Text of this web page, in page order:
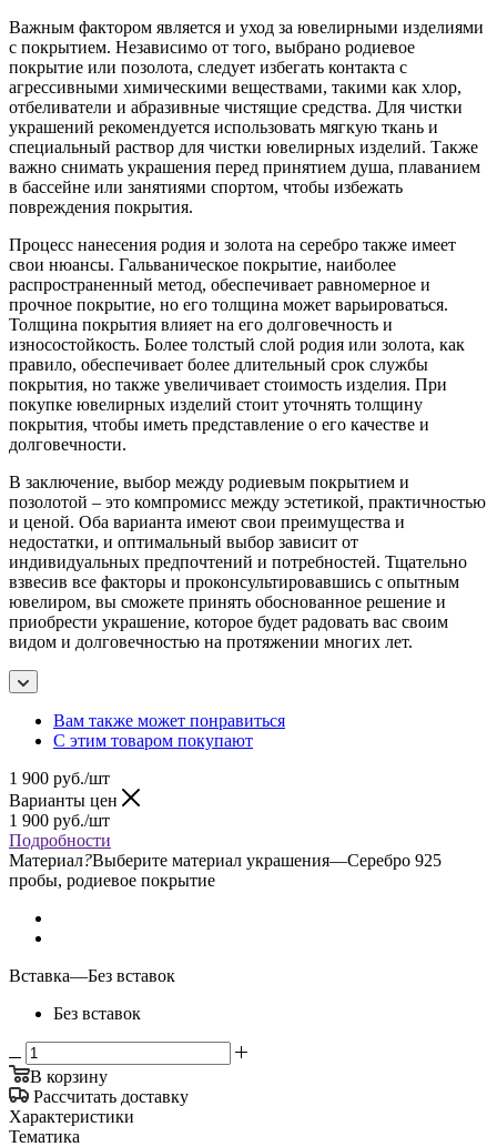
Важным фактором является и уход за ювелирными изделиями
с покрытием. Независимо от того, выбрано родиевое
покрытие или позолота, следует избегать контакта с
агрессивными химическими веществами, такими как хлор,
отбеливатели и абразивные чистящие средства. Для чистки
украшений рекомендуется использовать мягкую ткань и
специальный раствор для чистки ювелирных изделий. Также
важно снимать украшения перед принятием душа, плаванием
в бассейне или занятиями спортом, чтобы избежать
повреждения покрытия.
Процесс нанесения родия и золота на серебро также имеет
свои нюансы. Гальваническое покрытие, наиболее
распространенный метод, обеспечивает равномерное и
прочное покрытие, но его толщина может варьироваться.
Толщина покрытия влияет на его долговечность и
износостойкость. Более толстый слой родия или золота, как
правило, обеспечивает более длительный срок службы
покрытия, но также увеличивает стоимость изделия. При
покупке ювелирных изделий стоит уточнять толщину
покрытия, чтобы иметь представление о его качестве и
долговечности.
В заключение, выбор между родиевым покрытием и
позолотой – это компромисс между эстетикой, практичностью
и ценой. Оба варианта имеют свои преимущества и
недостатки, и оптимальный выбор зависит от
индивидуальных предпочтений и потребностей. Тщательно
взвесив все факторы и проконсультировавшись с опытным
ювелиром, вы сможете принять обоснованное решение и
приобрести украшение, которое будет радовать вас своим
видом и долговечностью на протяжении многих лет.
Вам также может понравиться
С этим товаром покупают
1 900 руб./шт
Варианты цен
1 900 руб./шт
Подробности
Материал?Выберите материал украшения—Серебро 925
пробы, родиевое покрытие
Вставка—Без вставок
Без вставок
В корзину
Рассчитать доставку
Характеристики
Тематика